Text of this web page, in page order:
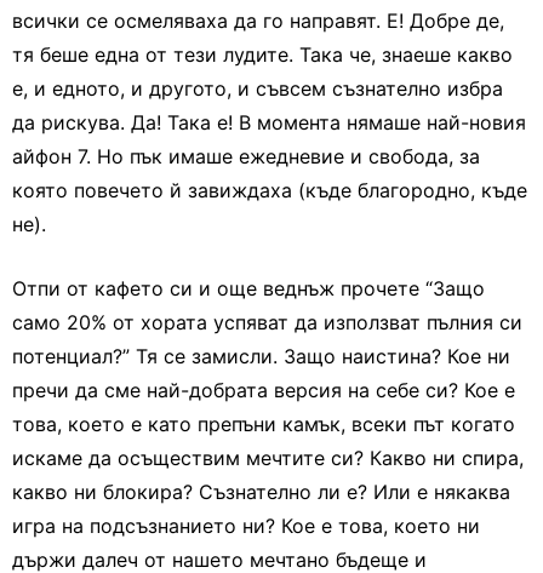
всички се осмеляваха да го направят. Е! Добре де,
тя беше една от тези лудите. Така че, знаеше какво
е, и едното, и другото, и съвсем съзнателно избра
да рискува. Да! Така е! В момента нямаше най-новия
айфон 7. Но пък имаше ежедневие и свобода, за
която повечето й завиждаха (къде благородно, къде
не).
Отпи от кафето си и още веднъж прочете “Защо
само 20% от хората успяват да използват пълния си
потенциал?” Тя се замисли. Защо наистина? Кое ни
пречи да сме най-добрата версия на себе си? Кое е
това, което е като препъни камък, всеки път когато
искаме да осъществим мечтите си? Какво ни спира,
какво ни блокира? Съзнателно ли е? Или е някаква
игра на подсъзнанието ни? Кое е това, което ни
държи далеч от нашето мечтано бъдеще и